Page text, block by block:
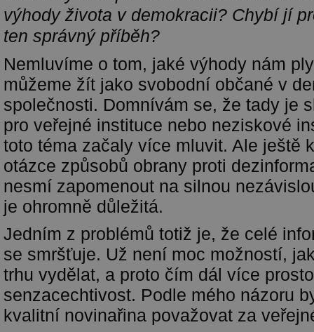
výhody života v demokracii? Chybí jí
ten správný příběh?
Nemluvíme o tom, jaké výhody nám
můžeme žít jako svobodní občané v
společnosti. Domnívám se, že tady je
pro veřejné instituce nebo neziskové
toto téma začaly více mluvit. Ale ještě
otázce způsobů obrany proti
nesmí zapomenout na silnou
je ohromně důležitá.
Jedním z problémů totiž je, že celé
se smršťuje. Už není moc možností,
trhu vydělat, a proto čím dál více
senzacechtivost. Podle mého názoru
kvalitní novinařina považovat za